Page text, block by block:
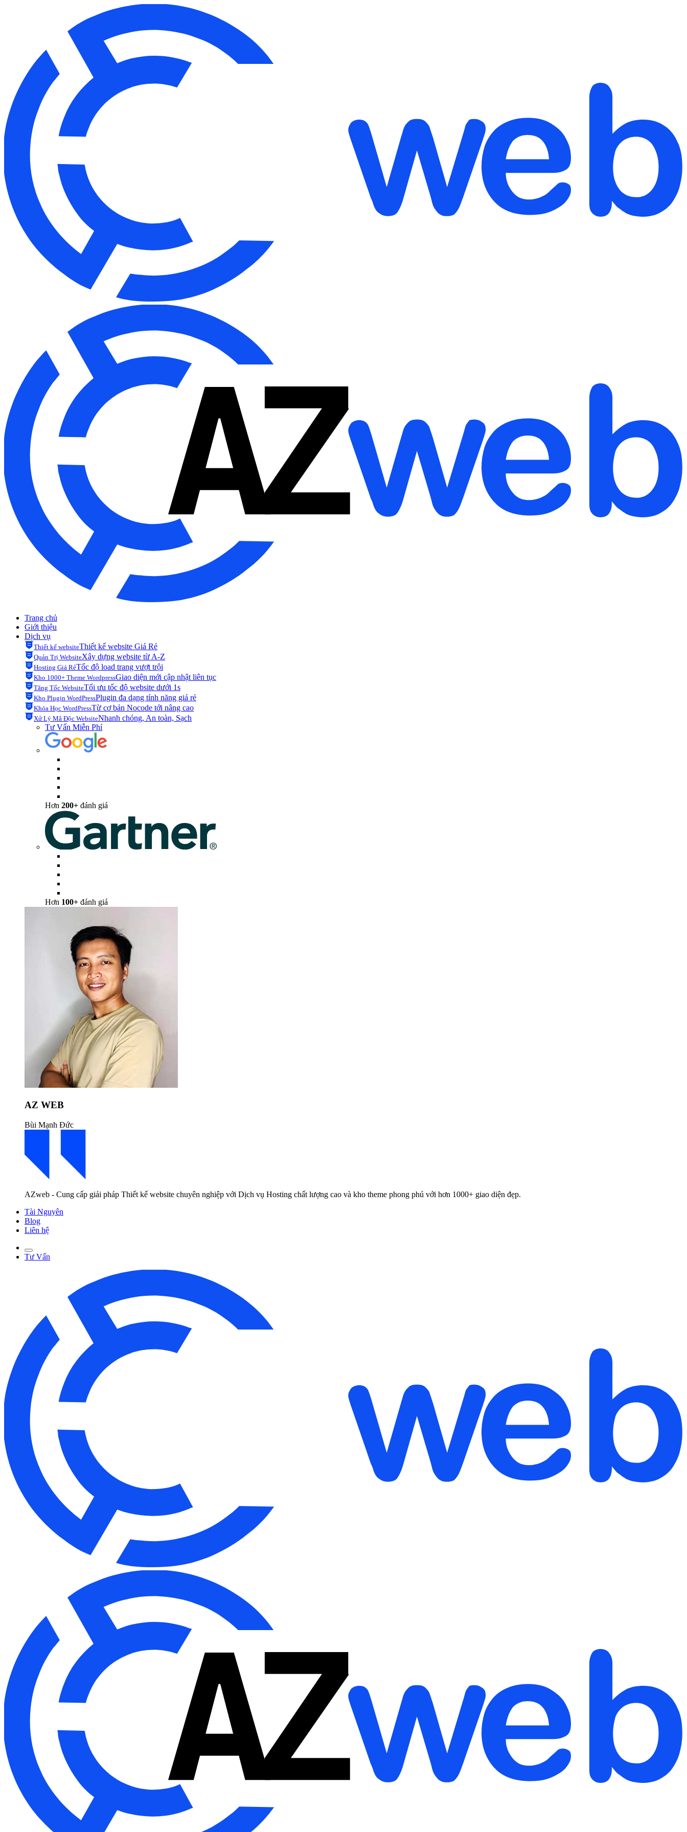
Trang chủ
Giới thiệu
Dịch vụ
Thiết kế websiteThiết kế website Giá Rẻ
Quản Trị WebsiteXây dựng website từ A-Z
Hosting Giá RẻTốc độ load trang vượt trội
Kho 1000+ Theme WordpressGiao diện mới cập nhật liên tục
Tăng Tốc WebsiteTối ưu tốc độ website dưới 1s
Kho Plugin WordPressPlugin đa dạng tính năng giá rẻ
Khóa Học WordPressTừ cơ bản Nocode tới nâng cao
Xử Lý Mã Độc WebsiteNhanh chóng, An toàn, Sạch
Tư Vấn Miễn Phí
Hơn 200+ đánh giá
Hơn 100+ đánh giá
AZ WEB
Bùi Mạnh Đức
AZweb - Cung cấp giải pháp Thiết kế website chuyên nghiệp với Dịch vụ Hosting chất lượng cao và kho theme phong phú với hơn 1000+ giao diện đẹp.
Tài Nguyên
Blog
Liên hệ
Tư Vấn